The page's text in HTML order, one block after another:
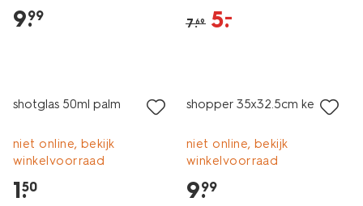
9.
99
7.69 5.
–
shotglas 50ml palm
niet online, bekijk
winkelvoorraad
1.
50
shopper 35x32.5cm kersen
niet online, bekijk
winkelvoorraad
9.
99